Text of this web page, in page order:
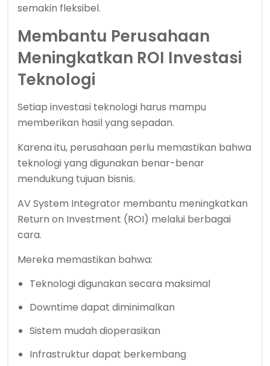
semakin fleksibel.
Membantu Perusahaan
Meningkatkan ROI Investasi
Teknologi
Setiap investasi teknologi harus mampu
memberikan hasil yang sepadan.
Karena itu, perusahaan perlu memastikan bahwa
teknologi yang digunakan benar-benar
mendukung tujuan bisnis.
AV System Integrator membantu meningkatkan
Return on Investment (ROI) melalui berbagai
cara.
Mereka memastikan bahwa:
Teknologi digunakan secara maksimal
Downtime dapat diminimalkan
Sistem mudah dioperasikan
Infrastruktur dapat berkembang